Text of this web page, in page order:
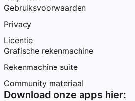
Gebruiksvoorwaarden
Privacy
Licentie
Grafische rekenmachine
Rekenmachine suite
Community materiaal
Download onze apps hier: